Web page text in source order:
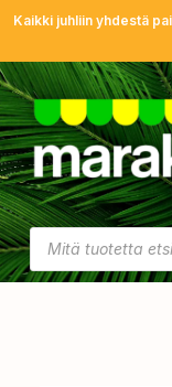
Kaikki juhliin yhdestä